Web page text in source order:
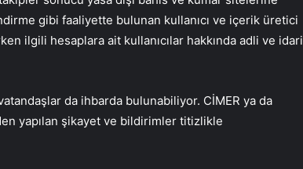
gibi faaliyette bulunan kullanıcı ve içerik üretici
ilgili hesaplara ait kullanıcılar hakkında adli ve idari
da ihbarda bulunabiliyor. CİMER ya da
yapılan şikayet ve bildirimler titizlikle